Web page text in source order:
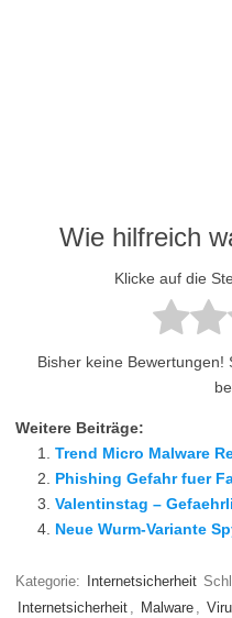
Wie hilfreich
Klicke auf die
Bisher keine Bewertungen!
Weitere Beiträge:
Trend Micro Malware
Phishing Gefahr fuer
Valentinstag –
Neue Wurm-Variante
Kategorie: Internetsicherheit
Internetsicherheit , Malware ,